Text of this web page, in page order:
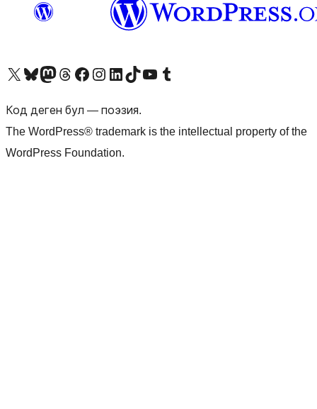
Visit our X (formerly Twitter) account
Visit our Bluesky account
Биздин Mastodon түрмөгүбүзгө баш багыңыз
Visit our Threads account
Биздин Facebook баракчабызга кириңиз
Биздин Instagram баракчабызга баш багыңыз
Биздин LinkedIn баракчабызга баш багыңыз
Visit our TikTok account
Visit our YouTube channel
Visit our Tumblr account
Код деген бул — поэзия.
The WordPress® trademark is the intellectual property of the
WordPress Foundation.